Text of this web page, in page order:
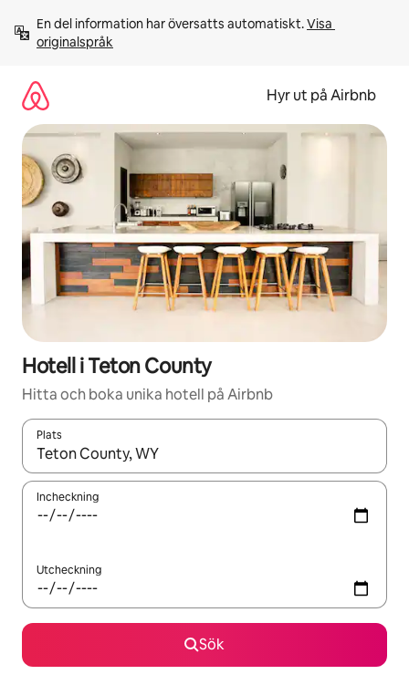
innehåll
En del information har översatts automatiskt. Visa
originalspråk
Hyr ut på Airbnb
Hotell i Teton County
Hitta och boka unika hotell på Airbnb
Plats
När resultaten är tillgängliga kan du navigera med upp- och
Incheckning
Utcheckning
Sök